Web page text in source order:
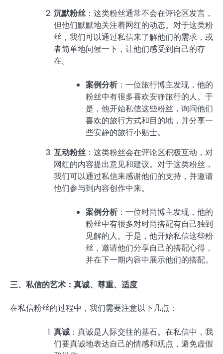
沉默粉丝 ：这类粉丝通常不会在评论区发言，
但他们默默地关注着网红的动态。对于这类粉
丝，我们可以通过私信来了解他们的需求，或
者简单地问候一下，让他们感受到自己的存
在。
案例分析：一位旅行博主发现，他的
粉丝中有很多喜欢安静旅行的人。于
是，他开始私信这些粉丝，询问他们
喜欢的旅行方式和目的地，并分享一
些安静的旅行小贴士。
互动粉丝 ：这类粉丝会在评论区积极互动，对
网红的内容提出意见和建议。对于这类粉丝，
我们可以通过私信来感谢他们的支持，并邀请
他们参与到内容创作中来。
案例分析：一位时尚博主发现，他的
粉丝中有很多对时尚搭配有自己独到
见解的人。于是，他开始私信这些粉
丝，邀请他们分享自己的搭配心得，
并在下一期内容中展示他们的搭配。
三、私信的艺术：真诚、尊重、适度
在私信粉丝的过程中，我们需要注意以下几点：
真诚 ：真诚是人际交往的基石。在私信中，我
们要真诚地表达自己的情感和观点，避免虚假